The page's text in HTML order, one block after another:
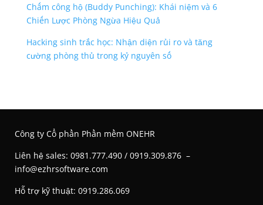
Chấm công hộ (Buddy Punching): Khái niệm và 6
Chiến Lược Phòng Ngừa Hiệu Quả
Hacking sinh trắc học: Nhận diện rủi ro và tăng
cường phòng thủ trong kỷ nguyên số
Công ty Cổ phần Phần mềm ONEHR
Liên hệ sales: 0981.777.490 / 0919.309.876 –
info@ezhrsoftware.com
Hỗ trợ kỹ thuật: 0919.286.069